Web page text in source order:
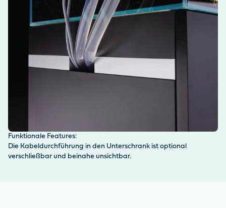
Funktionale Features:
Die Kabeldurchführung in den Unterschrank ist optional
verschließbar und beinahe unsichtbar.